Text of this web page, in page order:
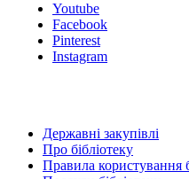
Youtube
Facebook
Pinterest
Instagram
Державні закупівлі
Про бібліотеку
Правила користування